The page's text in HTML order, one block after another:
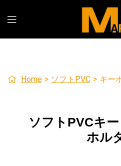
Home > ソフトPVC > キー
ソフト PVCキ
ホル